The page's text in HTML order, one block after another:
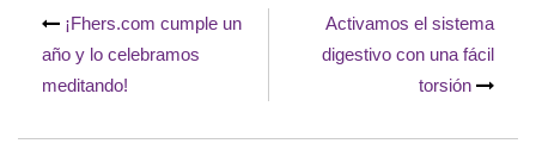
de
entradas
¡Fhers.com cumple un
año y lo celebramos
meditando!
Activamos el sistema
digestivo con una fácil
torsión